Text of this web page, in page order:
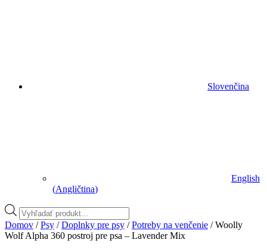
Slovenčina
English
(Angličtina)
Vyhľadávanie
produktov
Domov /Psy /Doplnky pre psy /Potreby na venčenie / Woolly
Wolf Alpha 360 postroj pre psa – Lavender Mix